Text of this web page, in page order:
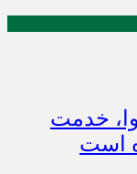
خدمت
است